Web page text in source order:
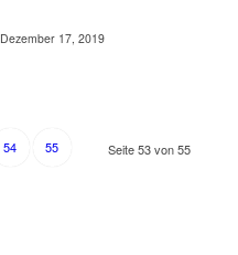
Dezember 17, 2019
Seite 53 von 55
54 55